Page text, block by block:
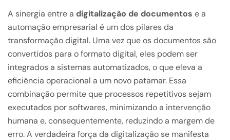
A sinergia entre a digitalização de documentos e a
automação empresarial é um dos pilares da
transformação digital. Uma vez que os documentos são
convertidos para o formato digital, eles podem ser
integrados a sistemas automatizados, o que eleva a
eficiência operacional a um novo patamar. Essa
combinação permite que processos repetitivos sejam
executados por softwares, minimizando a intervenção
humana e, consequentemente, reduzindo a margem de
erro. A verdadeira força da digitalização se manifesta